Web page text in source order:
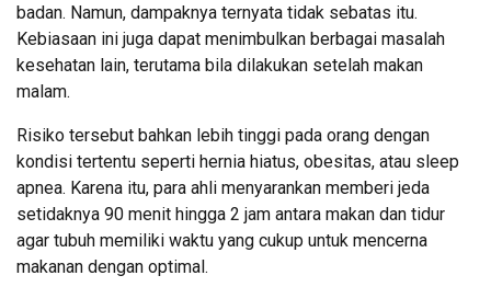
badan. Namun, dampaknya ternyata tidak sebatas itu.
Kebiasaan ini juga dapat menimbulkan berbagai masalah
kesehatan lain, terutama bila dilakukan setelah makan
malam.
Risiko tersebut bahkan lebih tinggi pada orang dengan
kondisi tertentu seperti hernia hiatus, obesitas, atau sleep
apnea. Karena itu, para ahli menyarankan memberi jeda
setidaknya 90 menit hingga 2 jam antara makan dan tidur
agar tubuh memiliki waktu yang cukup untuk mencerna
makanan dengan optimal.